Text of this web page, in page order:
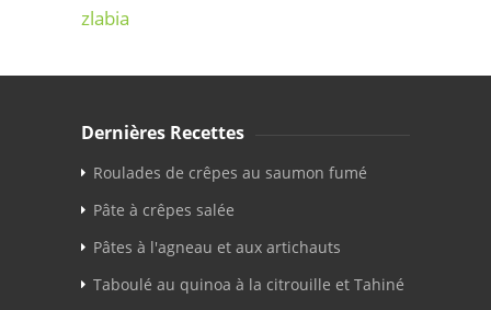
zlabia
Dernières Recettes
Roulades de crêpes au saumon fumé
Pâte à crêpes salée
Pâtes à l'agneau et aux artichauts
Taboulé au quinoa à la citrouille et Tahiné